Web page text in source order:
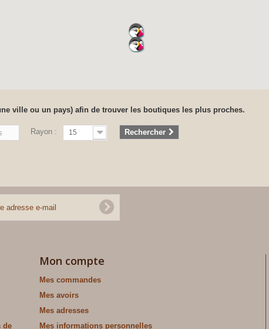
ville ou un pays) afin de trouver les boutiques les plus proches.
Rayon : 15 Rechercher
de
Mon compte
Mes commandes
Mes avoirs
Mes adresses
Mes informations personnelles